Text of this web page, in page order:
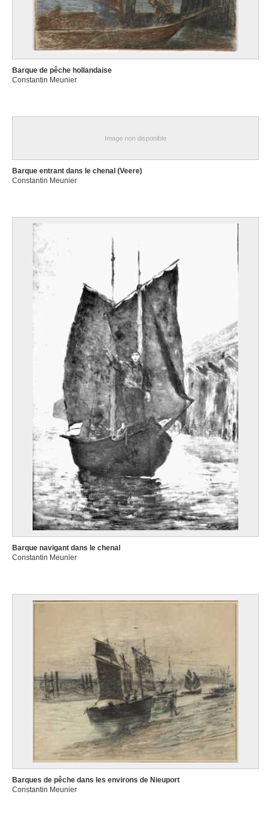
Barque de pêche hollandaise
Constantin Meunier
Image non disponible
Barque entrant dans le chenal (Veere)
Constantin Meunier
Barque navigant dans le chenal
Constantin Meunier
Barques de pêche dans les environs de Nieuport
Constantin Meunier